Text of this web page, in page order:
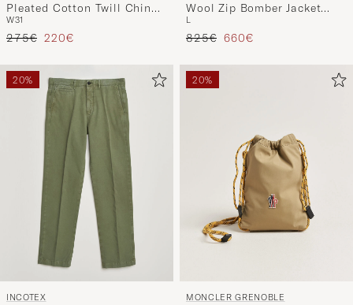
Pleated Cotton Twill Chinos
Dark Cobalt
W31
Regulärer Preis
275€ Reduzierter Preis
220€
Wool Zip Bomber Jacket
Light Khaki
L
Regulärer Preis
825€ Reduzierter Preis
660€
20%
INCOTEX
20%
MONCLER GRENOBLE